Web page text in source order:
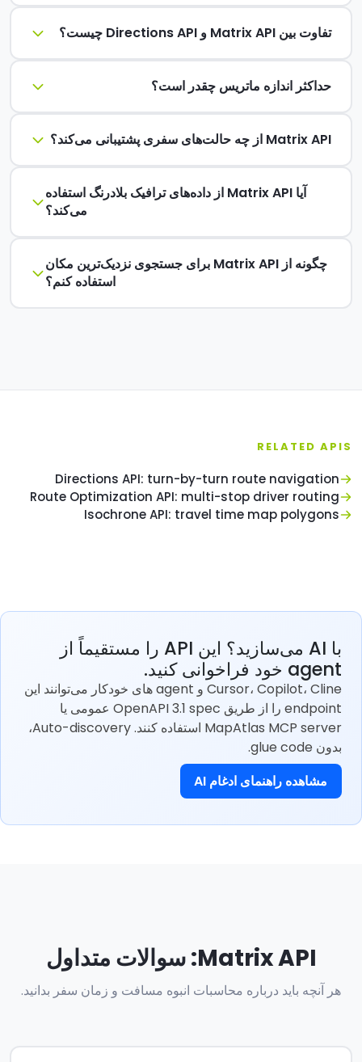
تفاوت بین Matrix API و Directions API چیست؟
حداکثر اندازه ماتریس چقدر است؟
Matrix API از چه حالت‌های سفری پشتیبانی می‌کند؟
آیا Matrix API از داده‌های ترافیک بلادرنگ استفاده
می‌کند؟
چگونه از Matrix API برای جستجوی نزدیک‌ترین مکان
استفاده کنم؟
RELATED APIS
Directions API: turn-by-turn route navigation
Route Optimization API: multi-stop driver routing
Isochrone API: travel time map polygons
با AI می‌سازید؟ این API را مستقیماً از
agent خود فراخوانی کنید.
Cursor، Copilot، Cline و agent های خودکار می‌توانند این
endpoint را از طریق OpenAPI 3.1 spec عمومی یا
MapAtlas MCP server استفاده کنند. Auto-discovery،
بدون glue code.
مشاهده راهنمای ادغام AI
Matrix API: سوالات متداول
هر آنچه باید درباره محاسبات انبوه مسافت و زمان سفر بدانید.